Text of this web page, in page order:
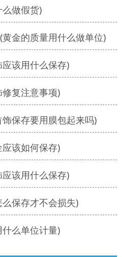
做假货)
金的质量用什么做单位)
该用什么保存)
复注意事项)
保存要用膜包起来吗)
该如何保存)
该用什么保存)
保存才不会损失)
么单位计量)